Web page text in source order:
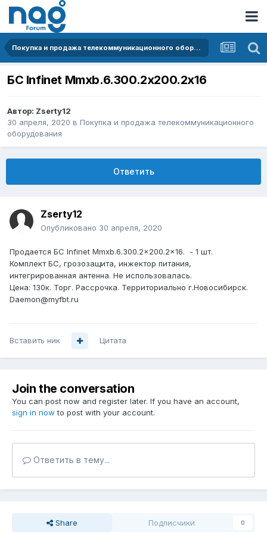
Покупка и продажа телекоммуникационного оборудования
БС Infinet Mmxb.6.300.2x200.2x16
Автор: Zserty12
30 апреля, 2020 в Покупка и продажа телекоммуникационного
оборудования
Ответить
Zserty12
Опубликовано 30 апреля, 2020
Продается БС Infinet Mmxb.6.300.2x200.2x16. - 1 шт.
Комплект БС, грозозащита, инжектор питания,
интегрированная антенна. Не использовалась.
Цена: 130к. Торг. Рассрочка. Территориально г.Новосибирск.
Daemon@myfbt.ru
Вставить ник Цитата
Join the conversation
You can post now and register later. If you have an account,
sign in now to post with your account.
Ответить в тему...
Share Подписчики 0